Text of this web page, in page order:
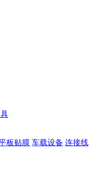
板贴膜 车载设备 连接线